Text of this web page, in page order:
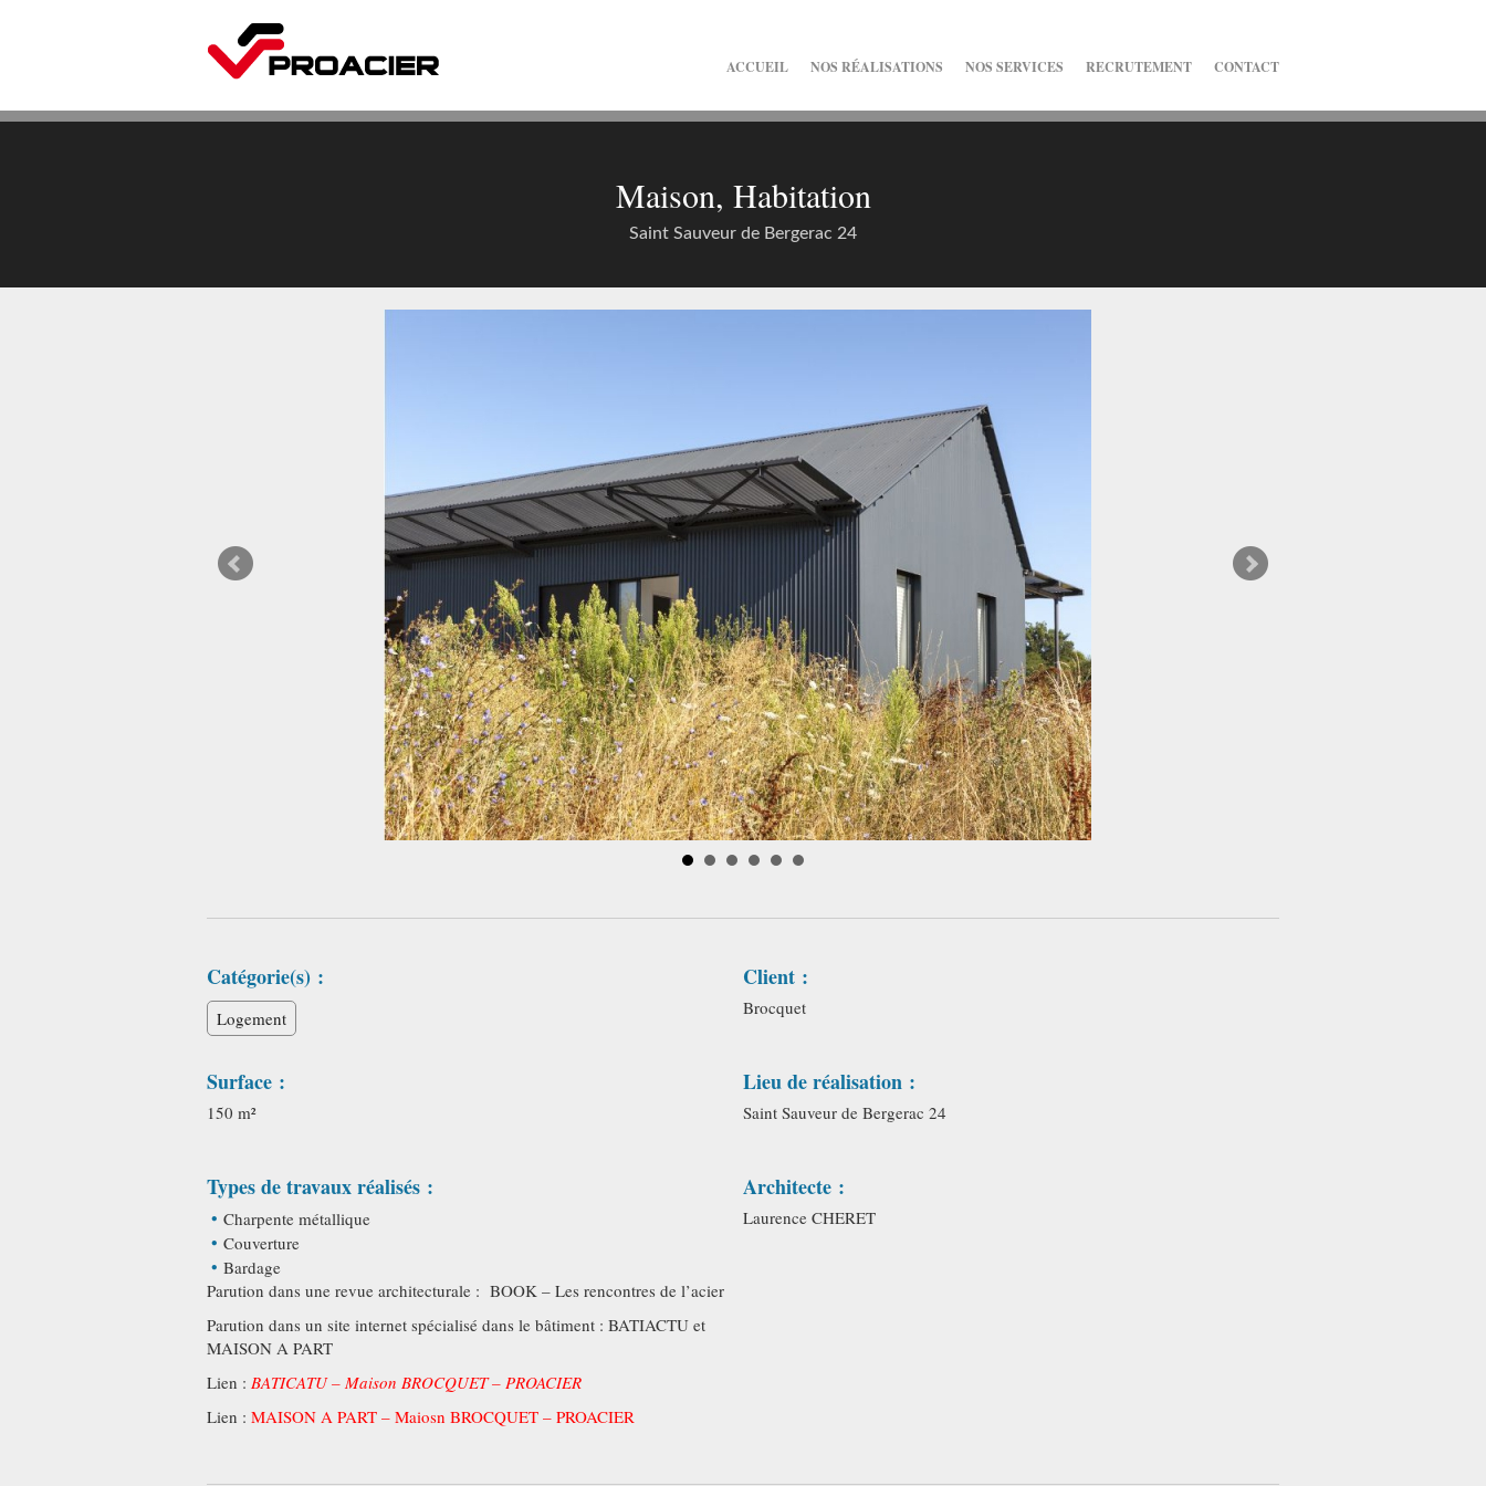
ACCUEIL NOS RÉALISATIONS NOS SERVICES RECRUTEMENT CONTACT
Maison, Habitation
Saint Sauveur de Bergerac 24
Catégorie(s) :
Logement
Client :
Brocquet
Surface :
150 m²
Lieu de réalisation :
Saint Sauveur de Bergerac 24
Types de travaux réalisés :
Charpente métallique
Couverture
Bardage
Parution dans une revue architecturale : BOOK – Les rencontres de l’acier
Parution dans un site internet spécialisé dans le bâtiment : BATIACTU et
MAISON A PART
Lien : BATICATU – Maison BROCQUET – PROACIER
Lien : MAISON A PART – Maiosn BROCQUET – PROACIER
Architecte :
Laurence CHERET